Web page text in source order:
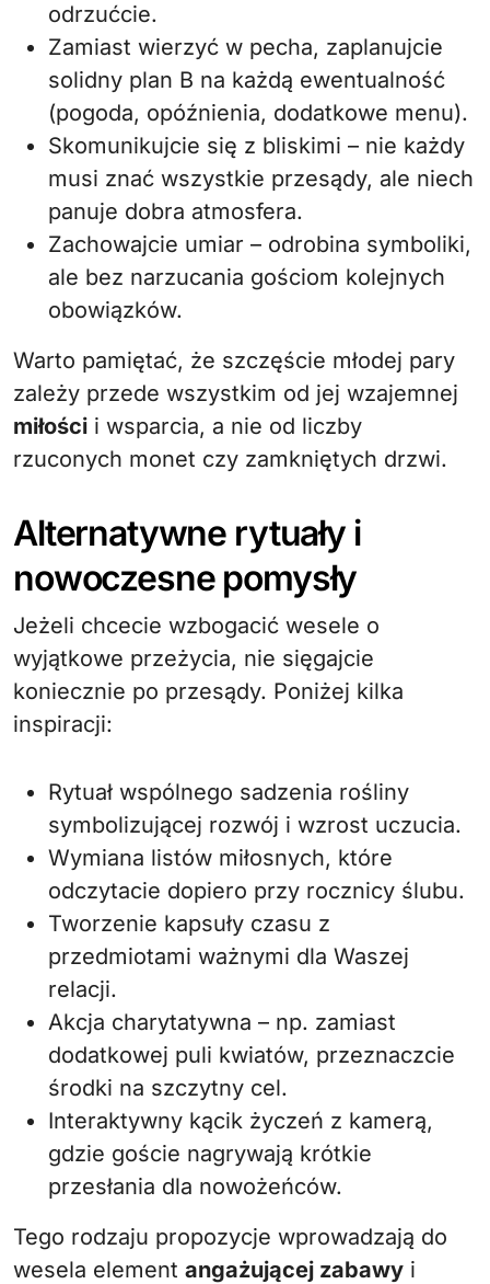
odrzućcie.
Zamiast wierzyć w pecha, zaplanujcie
solidny plan B na każdą ewentualność
(pogoda, opóźnienia, dodatkowe menu).
Skomunikujcie się z bliskimi – nie każdy
musi znać wszystkie przesądy, ale niech
panuje dobra atmosfera.
Zachowajcie umiar – odrobina symboliki,
ale bez narzucania gościom kolejnych
obowiązków.
Warto pamiętać, że szczęście młodej pary
zależy przede wszystkim od jej wzajemnej
miłości i wsparcia, a nie od liczby
rzuconych monet czy zamkniętych drzwi.
Alternatywne rytuały i
nowoczesne pomysły
Jeżeli chcecie wzbogacić wesele o
wyjątkowe przeżycia, nie sięgajcie
koniecznie po przesądy. Poniżej kilka
inspiracji:
Rytuał wspólnego sadzenia rośliny
symbolizującej rozwój i wzrost uczucia.
Wymiana listów miłosnych, które
odczytacie dopiero przy rocznicy ślubu.
Tworzenie kapsuły czasu z
przedmiotami ważnymi dla Waszej
relacji.
Akcja charytatywna – np. zamiast
dodatkowej puli kwiatów, przeznaczcie
środki na szczytny cel.
Interaktywny kącik życzeń z kamerą,
gdzie goście nagrywają krótkie
przesłania dla nowożeńców.
Tego rodzaju propozycje wprowadzają do
wesela element angażującej zabawy i